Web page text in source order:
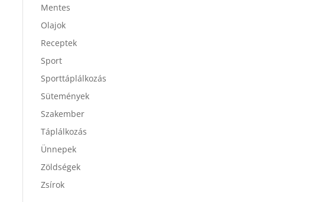
Táplálkozás